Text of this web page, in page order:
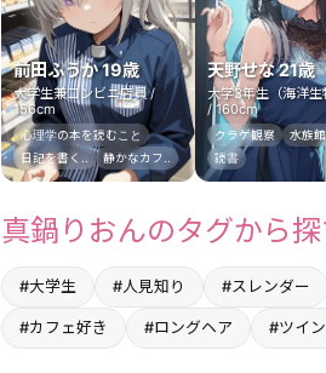
前田ふうか 19歳
大学生兼コンビニ店員 /
156cm
心理学の本を読むこと
日記を書く..
静かなカフ..
天野せな 21歳
大学3年生（海洋生
/ 160cm
クラゲ観察
水族
読書
真鍋りおんのタグから
#大学生 #人見知り #スレンダー
#カフェ好き #ロングヘア #ツイ